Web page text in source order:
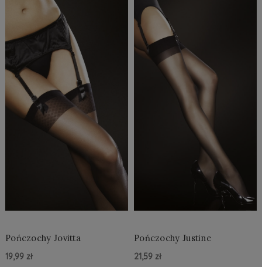
Pończochy Jovitta
19,99 zł
Pończochy Justine
21,59 zł